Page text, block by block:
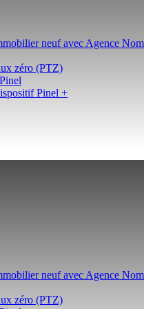
neuf avec Agence
zéro (PTZ)
Pinel +
neuf avec Agence
zéro (PTZ)